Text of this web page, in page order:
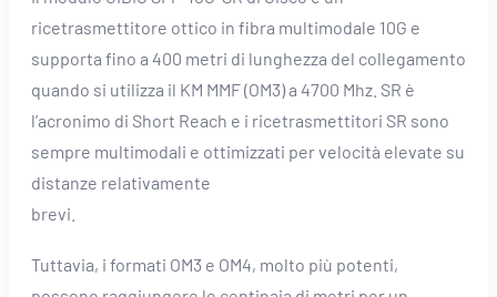
ricetrasmettitore ottico in fibra multimodale 10G e
supporta fino a 400 metri di lunghezza del collegamento
quando si utilizza il KM MMF (OM3) a 4700 Mhz. SR è
l’acronimo di Short Reach e i ricetrasmettitori SR sono
sempre multimodali e ottimizzati per velocità elevate su
distanze relativamente
brevi.
Tuttavia, i formati OM3 e OM4, molto più potenti,